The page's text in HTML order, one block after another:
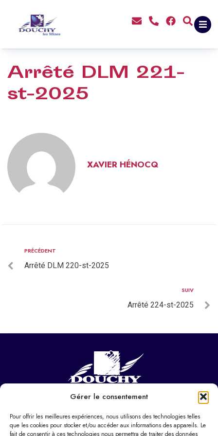
Gérer le consentement
Pour offrir les meilleures expériences, nous utilisons des technologies telles
que les cookies pour stocker et/ou accéder aux informations des appareils. Le
fait de consentir à ces technologies nous permettra de traiter des données
principal
Arrêté DLM 221-
st-2025
XAVIER HÉNOCQ
PRÉCÉDENT
Arrêté DLM 220-st-2025
SUIV
Arrêté 224-st-2025
NOUS CONTACTER
Hôtel de ville
37 Pl. Paul Eluard,